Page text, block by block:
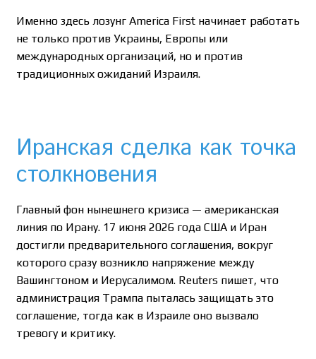
Именно здесь лозунг America First начинает работать
не только против Украины, Европы или
международных организаций, но и против
традиционных ожиданий Израиля.
Иранская сделка как точка
столкновения
Главный фон нынешнего кризиса — американская
линия по Ирану. 17 июня 2026 года США и Иран
достигли предварительного соглашения, вокруг
которого сразу возникло напряжение между
Вашингтоном и Иерусалимом. Reuters пишет, что
администрация Трампа пыталась защищать это
соглашение, тогда как в Израиле оно вызвало
тревогу и критику.